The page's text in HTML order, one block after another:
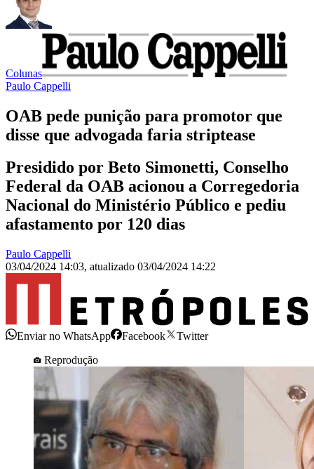
Colunas
Paulo Cappelli
OAB pede punição para promotor que
disse que advogada faria striptease
Presidido por Beto Simonetti, Conselho
Federal da OAB acionou a Corregedoria
Nacional do Ministério Público e pediu
afastamento por 120 dias
Paulo Cappelli
03/04/2024 14:03, atualizado 03/04/2024 14:22
Enviar no WhatsApp Facebook
Twitter
Reprodução